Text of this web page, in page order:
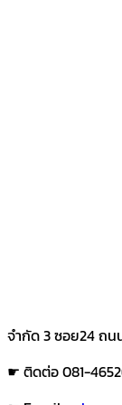
จำกัด 3 ซอย24 ถน
☛ ติดต่อ 081-